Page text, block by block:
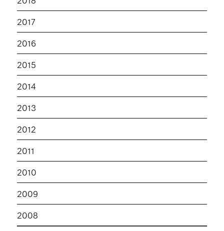
2017
2016
2015
2014
2013
2012
2011
2010
2009
2008